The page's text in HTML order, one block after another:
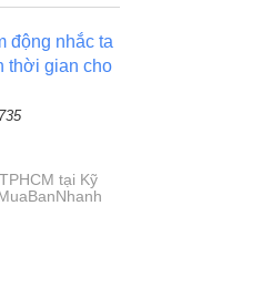
động nhắc ta
thời gian cho
tại Kỹ